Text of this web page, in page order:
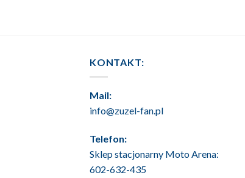
KONTAKT:
Mail:
info@zuzel-fan.pl
Telefon:
Sklep stacjonarny Moto Arena:
602-632-435